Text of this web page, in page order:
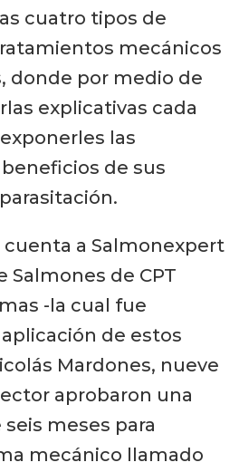
cuatro tipos de
mecánicos
donde por medio de
explicativas cada
las
de sus
a Salmonexpert
de CPT
-la cual fue
de estos
Mardones, nueve
aprobaron una
meses para
mecánico llamado